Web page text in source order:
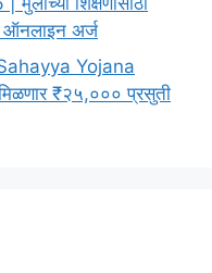
अर्ज
Yojana
₹२५,००० प्रसुती